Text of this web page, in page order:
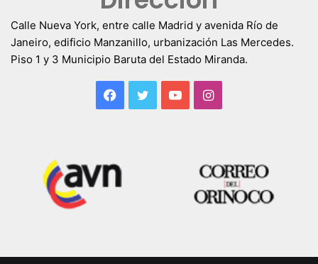
Calle Nueva York, entre calle Madrid y avenida Río de
Janeiro, edificio Manzanillo, urbanización Las Mercedes.
Piso 1 y 3 Municipio Baruta del Estado Miranda.
Facebook
TwitterYouTubeInstagram